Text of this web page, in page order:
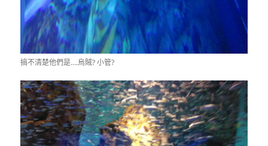
搞不清楚他們是….烏賊? 小管?